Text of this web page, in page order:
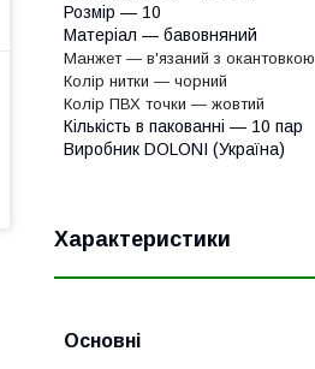
Розмір — 10
Матеріал — бавовняний
Манжет — в'язаний з окантовкою
Колір нитки — чорний
Колір ПВХ точки — жовтий
Кількість в пакованні — 10 пар
Виробник DOLONI (Україна)
Характеристики
Основні